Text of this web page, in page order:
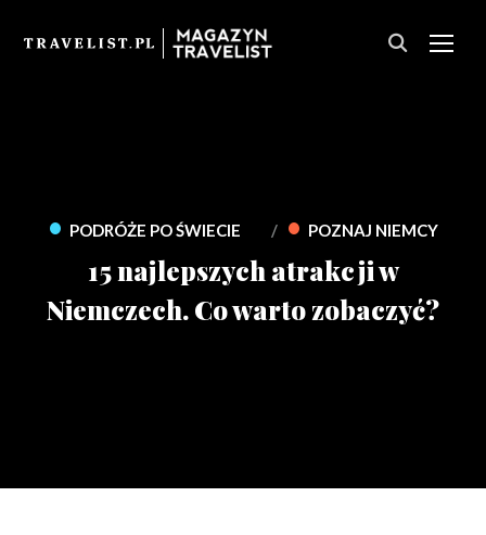
• PODRÓŻE PO ŚWIECIE • POZNAJ NIEMCY
15 najlepszych atrakcji w
Niemczech. Co warto zobaczyć?